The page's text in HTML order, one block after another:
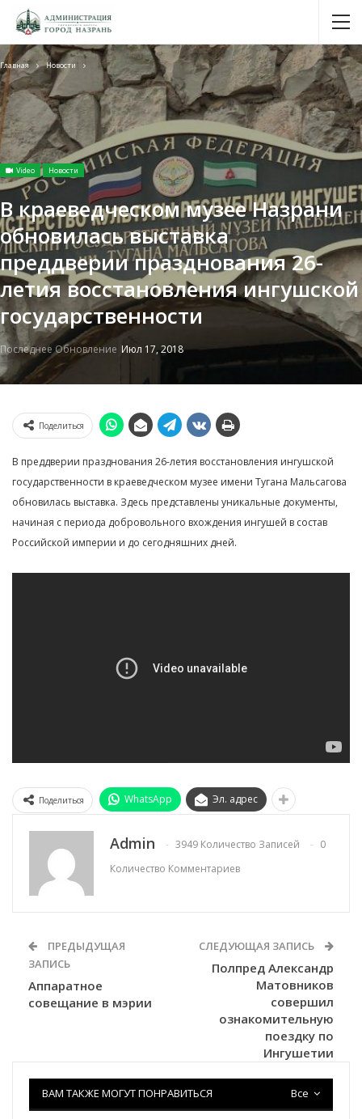
Главная Новости
Video Новости
В краеведческом музее Назрани
обновилась выставка
преддверии празднования 26-
летия восстановления ингушской
государственности
Последнее Обновление Июл 17, 2018
Поделиться
В преддверии празднования 26-летия восстановления ингушской
государственности в краеведческом музее имени Тугана Мальсагова
обновилась выставка. Здесь представлены уникальные документы,
начиная с периода добровольного вхождения ингушей в состав
Российской империи и до сегодняшних дней.
Поделиться WhatsApp Эл. адрес
Admin 3949 Количество Записей
0
Количество Комментариев
ПРЕДЫДУЩАЯ
ЗАПИСЬ
Аппаратное
совещание в мэрии
СЛЕДУЮЩАЯ ЗАПИСЬ
Полпред Александр
Матовников
совершил
ознакомительную
поездку по
Ингушетии
Все
ВАМ ТАКЖЕ МОГУТ ПОНРАВИТЬСЯ